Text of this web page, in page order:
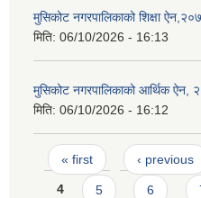
मुसिकोट नगरपालिकाको शिक्षा
मिति: 06/10/2026 - 16:13
मुसिकोट नगरपालिकाको आर्थिक ऐन,
मिति: 06/10/2026 - 16:12
Pages
« first ‹ previous
4 5 6